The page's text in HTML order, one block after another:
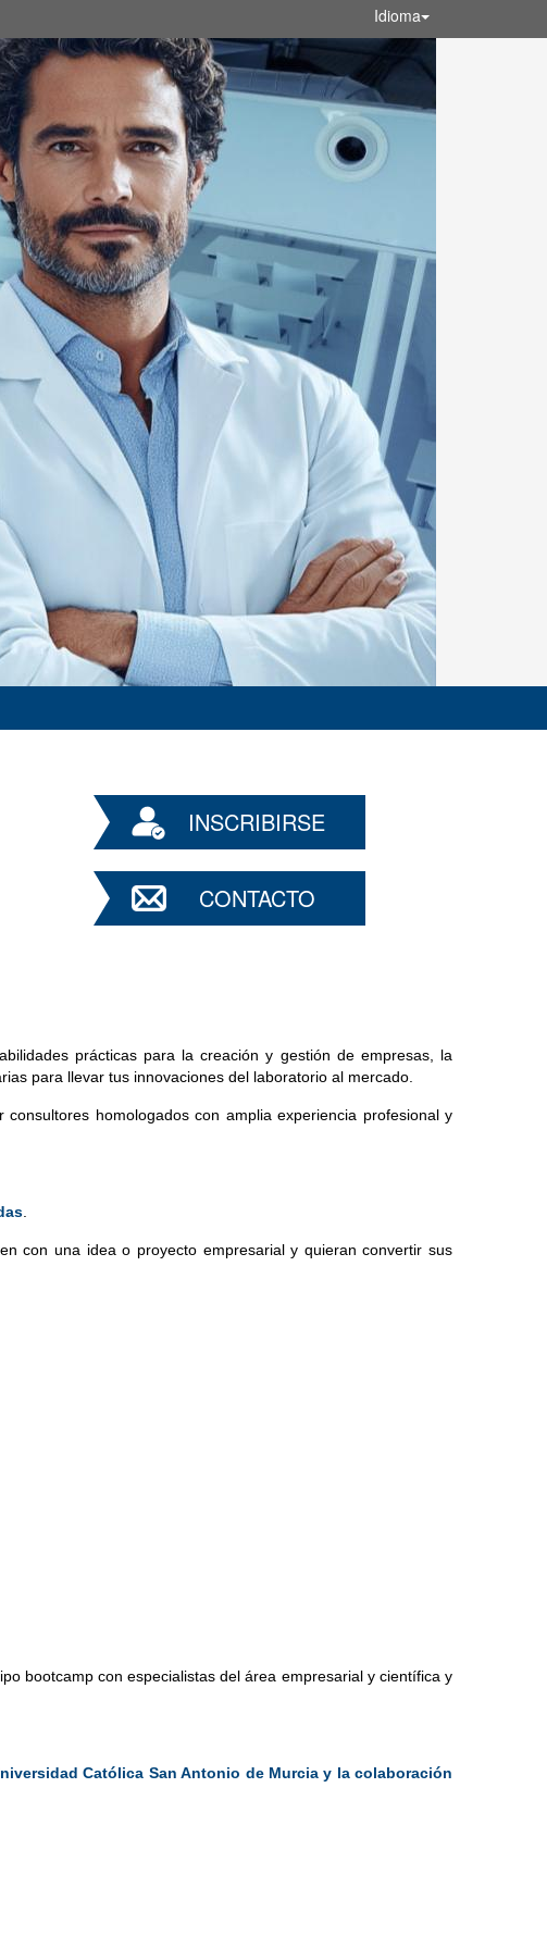
Idioma
INSCRIBIRSE
CONTACTO
prácticas para la creación y gestión de empresas, la
para llevar tus innovaciones del laboratorio al mercado.
homologados con amplia experiencia profesional y
con una idea o proyecto empresarial y quieran convertir sus
bootcamp con especialistas del área empresarial y científica y
Católica San Antonio de Murcia y la colaboración